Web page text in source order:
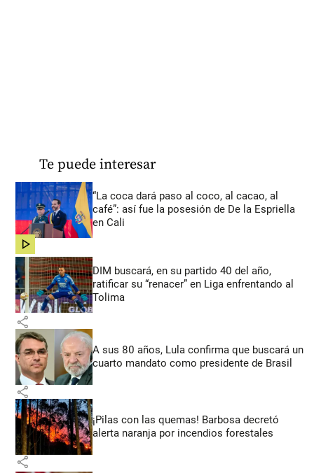
Te puede interesar
“La coca dará paso al coco, al cacao, al
café”: así fue la posesión de De la Espriella
en Cali
share
DIM buscará, en su partido 40 del año,
ratificar su “renacer” en Liga enfrentando al
Tolima
share
A sus 80 años, Lula confirma que buscará un
cuarto mandato como presidente de Brasil
share
¡Pilas con las quemas! Barbosa decretó
alerta naranja por incendios forestales
share